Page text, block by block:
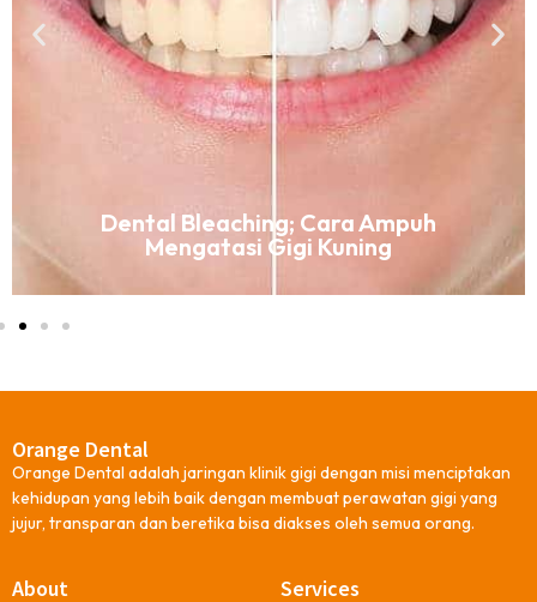
Dental Bleaching; Cara Ampuh
Mengatasi Gigi Kuning
Orange Dental
Orange Dental adalah jaringan klinik gigi dengan misi menciptakan
kehidupan yang lebih baik dengan membuat perawatan gigi yang
jujur, transparan dan beretika bisa diakses oleh semua orang.
About Services